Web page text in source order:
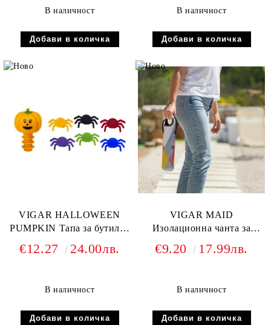
В наличност В наличност
VIGAR HALLOWEEN
PUMPKIN Тапа за бутилка
сет
€12.27 24.00лв.
В наличност
VIGAR MAID
Изолационна чанта за
€9.20 17.99лв.
В наличност